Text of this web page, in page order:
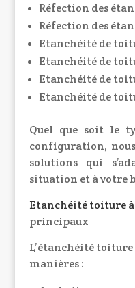
Réfection des
Réfection des
Etanchéité de
Etanchéité de
Etanchéité de
Etanchéité de
Quel que soit le
configuration,
solutions qui
situation et à votre
Etanchéité toitureà
principaux
L’étanchéité
manières :